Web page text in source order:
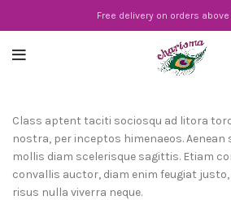
Free delivery on orders above
Class aptent taciti sociosqu ad litora
nostra, per inceptos himenaeos. Aenean
mollis diam scelerisque sagittis. Etiam
convallis auctor, diam enim feugiat
risus nulla viverra neque.